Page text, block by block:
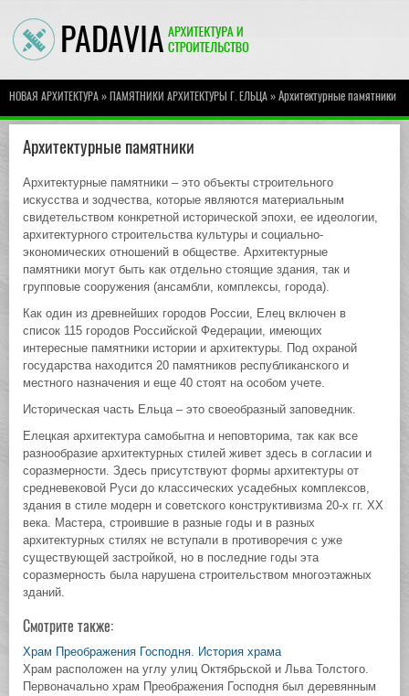
НОВАЯ АРХИТЕКТУРА»ПАМЯТНИКИ АРХИТЕКТУРЫ Г. ЕЛЬЦА» Архитектурные памятники
Архитектурные памятники
Архитектурные памятники – это объекты строительного
искусства и зодчества, которые являются материальным
свидетельством конкретной исторической эпохи, ее идеологии,
архитектурного строительства культуры и социально-
экономических отношений в обществе. Архитектурные
памятники могут быть как отдельно стоящие здания, так и
групповые сооружения (ансамбли, комплексы, города).
Как один из древнейших городов России, Елец включен в
список 115 городов Российской Федерации, имеющих
интересные памятники истории и архитектуры. Под охраной
государства находится 20 памятников республиканского и
местного назначения и еще 40 стоят на особом учете.
Историческая часть Ельца – это своеобразный заповедник.
Елецкая архитектура самобытна и неповторима, так как все
разнообразие архитектурных стилей живет здесь в согласии и
соразмерности. Здесь присутствуют формы архитектуры от
средневековой Руси до классических усадебных комплексов,
здания в стиле модерн и советского конструктивизма 20-х гг. XX
века. Мастера, строившие в разные годы и в разных
архитектурных стилях не вступали в противоречия с уже
существующей застройкой, но в последние годы эта
соразмерность была нарушена строительством многоэтажных
зданий.
Смотрите также:
Храм Преображения Господня. История храма
Храм расположен на углу улиц Октябрьской и Льва Толстого.
Первоначально храм Преображения Господня был деревянным